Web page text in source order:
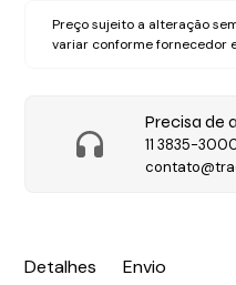
Detalhes Envio
Preço sujeito a alteração
variar conforme fornecedor
Precisa de
11 3835-